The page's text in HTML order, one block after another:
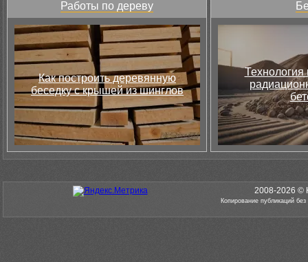
Работы по дереву
Как построить деревянную
беседку с крышей из шинглов
Технология
2008-2026 ©
Копирование публикаций